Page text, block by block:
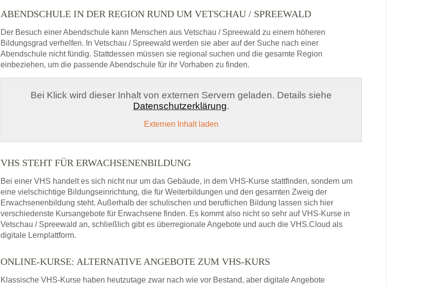
ABENDSCHULE IN DER REGION RUND UM VETSCHAU / SPREEWALD
Der Besuch einer Abendschule kann Menschen aus Vetschau / Spreewald zu einem höheren
Bildungsgrad verhelfen. In Vetschau / Spreewald werden sie aber auf der Suche nach einer
Abendschule nicht fündig. Stattdessen müssen sie regional suchen und die gesamte Region
einbeziehen, um die passende Abendschule für ihr Vorhaben zu finden.
Bei Klick wird dieser Inhalt von externen Servern geladen. Details siehe
Datenschutzerklärung.
Externen Inhalt laden
VHS STEHT FÜR ERWACHSENENBILDUNG
Bei einer VHS handelt es sich nicht nur um das Gebäude, in dem VHS-Kurse stattfinden, sondern um
eine vielschichtige Bildungseinrichtung, die für Weiterbildungen und den gesamten Zweig der
Erwachsenenbildung steht. Außerhalb der schulischen und beruflichen Bildung lassen sich hier
verschiedenste Kursangebote für Erwachsene finden. Es kommt also nicht so sehr auf VHS-Kurse in
Vetschau / Spreewald an, schließlich gibt es überregionale Angebote und auch die VHS.Cloud als
digitale Lernplattform.
ONLINE-KURSE: ALTERNATIVE ANGEBOTE ZUM VHS-KURS
Klassische VHS-Kurse haben heutzutage zwar nach wie vor Bestand, aber digitale Angebote